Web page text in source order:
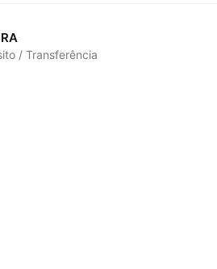
/ Transferência